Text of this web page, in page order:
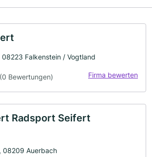
Falkenstein / Vogtland
(0 Bewertungen) Firma bewerten
Radsport Seifert
08209 Auerbach